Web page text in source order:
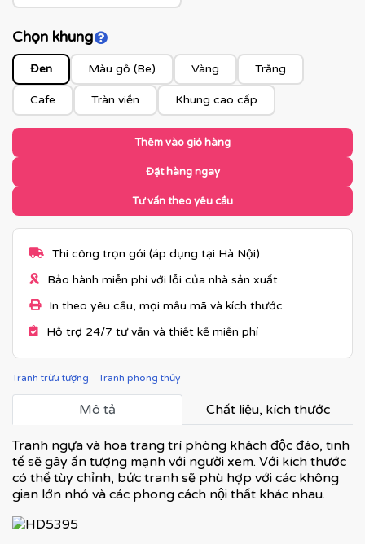
Chọn khungClick để xem màu khung
Đen Màu gỗ (Be) Vàng Trắng
Cafe Tràn viền Khung cao cấp
Thêm vào giỏ hàng
Đặt hàng ngay
Tư vấn theo yêu cầu
Thi công trọn gói (áp dụng tại Hà Nội)
Bảo hành miễn phí với lỗi của nhà sản xuất
In theo yêu cầu, mọi mẫu mã và kích thước
Hỗ trợ 24/7 tư vấn và thiết kế miễn phí
Tranh trừu tượng Tranh phong thủy
Mô tả Chất liệu, kích thước
Tranh ngựa và hoa trang trí phòng khách độc đáo, tinh
tế sẽ gây ấn tượng mạnh với người xem. Với kích thước
có thể tùy chỉnh, bức tranh sẽ phù hợp với các không
gian lớn nhỏ và các phong cách nội thất khác nhau.